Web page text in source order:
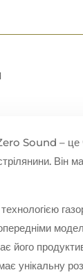
Sound – це
Він
його
унікальну